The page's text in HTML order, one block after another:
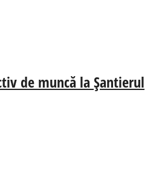
de muncă la Șantierul